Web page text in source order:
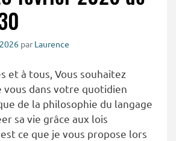
par Laurence
et à tous, Vous souhaitez
vous dans votre quotidien
de la philosophie du langage
sa vie grâce aux lois
ce que je vous propose lors